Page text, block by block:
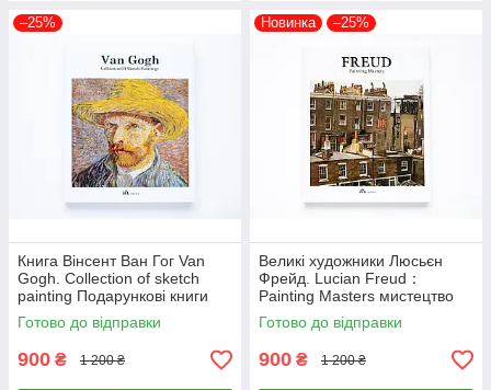
–25%
Книга Вінсент Ван Гог Van
Gogh. Collection of sketch
painting Подарункові книги
про мистецтво та живопис
Готово до відправки
900 ₴ 1 200 ₴
Новинка –25%
Великі художники Люсьєн
Фрейд. Lucian Freud：
Painting Masters мистецтво
живопис книги для
художників
Готово до відправки
900 ₴ 1 200 ₴